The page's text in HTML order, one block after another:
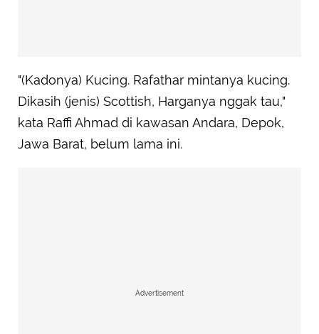
"(Kadonya) Kucing. Rafathar mintanya kucing.
Dikasih (jenis) Scottish, Harganya nggak tau,"
kata Raffi Ahmad di kawasan Andara, Depok,
Jawa Barat, belum lama ini.
Advertisement